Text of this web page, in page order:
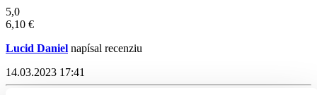
5,0
6,10 €
Lucid Daniel napísal recenziu
14.03.2023 17:41